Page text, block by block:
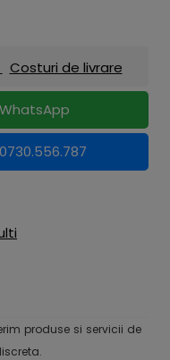
Costuri de livrare
produse si servicii de